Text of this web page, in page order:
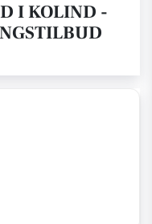
I KOLIND -